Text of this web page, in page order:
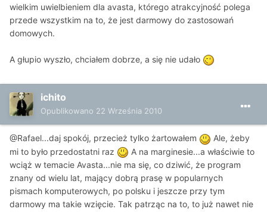
wielkim uwielbieniem dla avasta, którego atrakcyjność polega
przede wszystkim na to, że jest darmowy do zastosowań
domowych.
A głupio wyszło, chciałem dobrze, a się nie udało
ichito
Opublikowano 22 Września 2010
@Rafael...daj spokój, przecież tylko żartowałem
Ale, żeby
mi to było przedostatni raz
A na marginesie...a właściwie to
wciąż w temacie Avasta...nie ma się, co dziwić, że program
znany od wielu lat, mający dobrą prasę w popularnych
pismach komputerowych, po polsku i jeszcze przy tym
darmowy ma takie wzięcie. Tak patrząc na to, to już nawet nie